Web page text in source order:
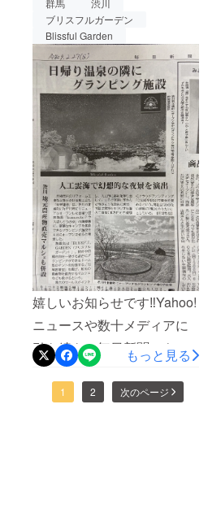
り、準備の活力になってお
ります。おかげさまで、現
在５３名の支援者さまか
ら、合計2,588,000円のご支
援をいただいております。
達成率も86%を超えてお
り、あと10日間となります
が、オープン準備と同時並
行で、引き続きこのプロ
ジェクトを知っていただく
ために、精一杯動いて参り
ます‼︎
群馬
渋川
ブリスフルガーデン
Blissful Garden
嬉しいお知らせです‼︎Yahoo!
ニュースや数十メディアに
引き続き、毎日新聞にも掲
載していただきました！問
い合わせも日に日に増えて
もっと見る
1 2 次のページ